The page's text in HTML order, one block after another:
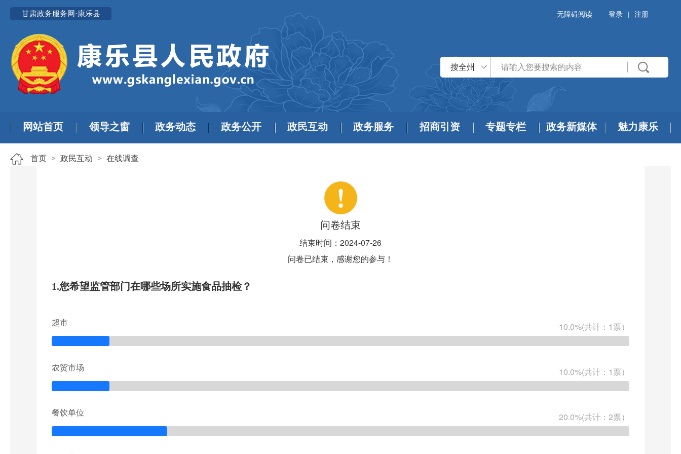
甘肃政务服务网·康乐县 无障碍阅读 登录 注册
搜全州
网站首页 领导之窗 政务动态 政务公开 政民互动 政务服务 招商引资 专题专栏 政务新媒体 魅力康乐
首页 > 政民互动 > 在线调查